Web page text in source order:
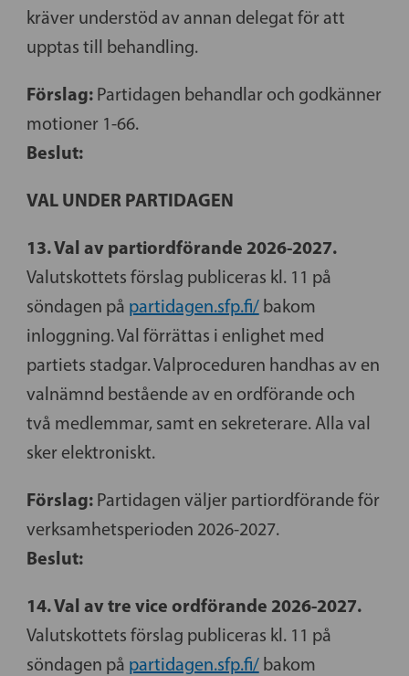
kräver understöd av annan delegat för att
upptas till behandling.
Förslag:Partidagen behandlar och godkänner
motioner 1-66.
Beslut:
VAL UNDER PARTIDAGEN
13. Val av partiordförande 2026-2027.
Valutskottets förslag publiceras kl. 11 på
söndagen på partidagen.sfp.fi/bakom
inloggning. Val förrättas i enlighet med
partiets stadgar. Valproceduren handhas av en
valnämnd bestående av en ordförande och
två medlemmar, samt en sekreterare. Alla val
sker elektroniskt.
Förslag:Partidagen väljer partiordförande för
verksamhetsperioden 2026-2027.
Beslut:
14. Val av tre vice ordförande 2026-2027.
Valutskottets förslag publiceras kl. 11 på
söndagen på partidagen.sfp.fi/bakom